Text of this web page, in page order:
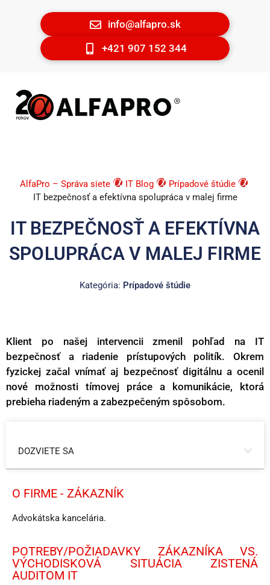
info@alfapro.sk
+421 907 152 344
AlfaPro – Správa siete IT Blog
Prípadové štúdie
IT bezpečnosť a efektívna spolupráca v malej firme
IT BEZPEČNOSŤ A EFEKTÍVNA
SPOLUPRÁCA V MALEJ FIRME
Kategória: Prípadové štúdie
Klient po našej intervencii zmenil pohľad na IT
bezpečnosť a riadenie prístupových politík. Okrem
fyzickej začal vnímať aj bezpečnosť digitálnu a ocenil
nové možnosti tímovej práce a komunikácie, ktorá
prebieha riadeným a zabezpečeným spôsobom.
DOZVIETE SA
O FIRME - ZÁKAZNÍK
Advokátska kancelária.
POTREBY/POŽIADAVKY ZÁKAZNÍKA VS.
VÝCHODISKOVÁ SITUÁCIA ZISTENÁ
AUDITOM IT